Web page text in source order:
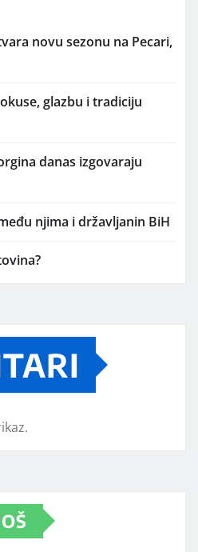
novu sezonu na Pecari,
glazbu i tradiciju
danas izgovaraju
njima i državljanin BiH